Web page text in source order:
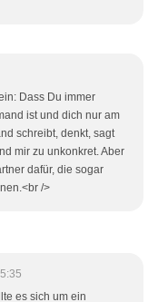
Dass Du immer
ist und dich nur am
schreibt, denkt, sagt
mir zu unkonkret. Aber
dafür, die sogar
/>
es sich um ein